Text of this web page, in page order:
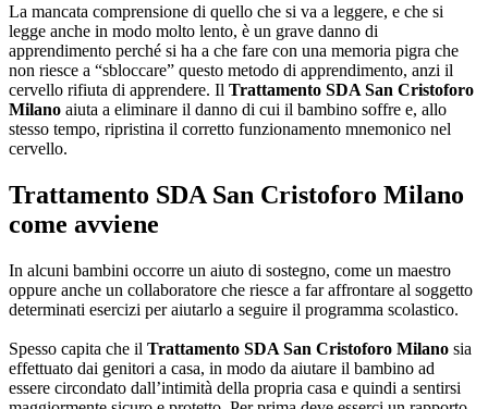
La mancata comprensione di quello che si va a leggere, e che si
legge anche in modo molto lento, è un grave danno di
apprendimento perché si ha a che fare con una memoria pigra che
non riesce a “sbloccare” questo metodo di apprendimento, anzi il
cervello rifiuta di apprendere. Il Trattamento SDA San Cristoforo
Milano aiuta a eliminare il danno di cui il bambino soffre e, allo
stesso tempo, ripristina il corretto funzionamento mnemonico nel
cervello.
Trattamento SDA San Cristoforo Milano
come avviene
In alcuni bambini occorre un aiuto di sostegno, come un maestro
oppure anche un collaboratore che riesce a far affrontare al soggetto
determinati esercizi per aiutarlo a seguire il programma scolastico.
Spesso capita che il Trattamento SDA San Cristoforo Milano sia
effettuato dai genitori a casa, in modo da aiutare il bambino ad
essere circondato dall’intimità della propria casa e quindi a sentirsi